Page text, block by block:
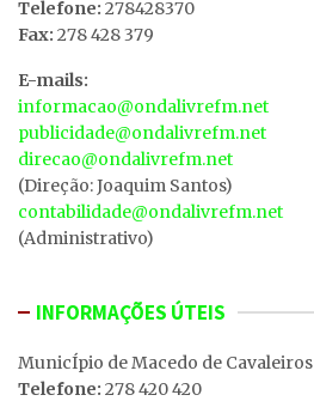
Telefone: 278428370
Fax: 278 428 379
E-mails:
informacao@ondalivrefm.net
publicidade@ondalivrefm.net
direcao@ondalivrefm.net
(Direção: Joaquim Santos)
contabilidade@ondalivrefm.net
(Administrativo)
INFORMAÇÕES ÚTEIS
MunicÍpio de Macedo de Cavaleiros
Telefone: 278 420 420